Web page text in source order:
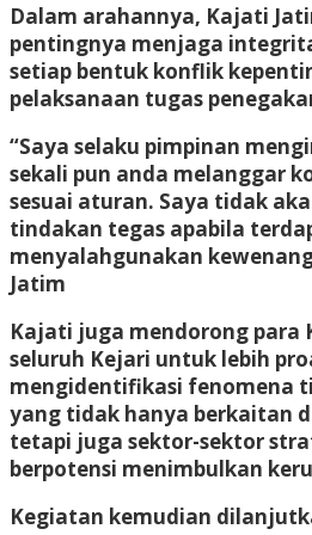
Dalam arahannya, Kajati
pentingnya menjaga
setiap bentuk konflik
pelaksanaan tugas
“Saya selaku pimpinan
sekali pun anda melanggar
sesuai aturan. Saya tidak
tindakan tegas apabila
menyalahgunakan
Jatim
Kajati juga mendorong para
seluruh Kejari untuk lebih
mengidentifikasi fenomena
yang tidak hanya berkaitan
tetapi juga sektor-sektor
berpotensi menimbulkan
Kegiatan kemudian